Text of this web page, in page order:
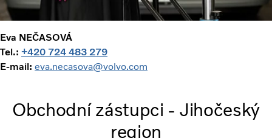
Eva NEČASOVÁ
Tel.: +420 724 483 279
E-mail: eva.necasova@volvo.com
Obchodní zástupci - Jihočeský
region